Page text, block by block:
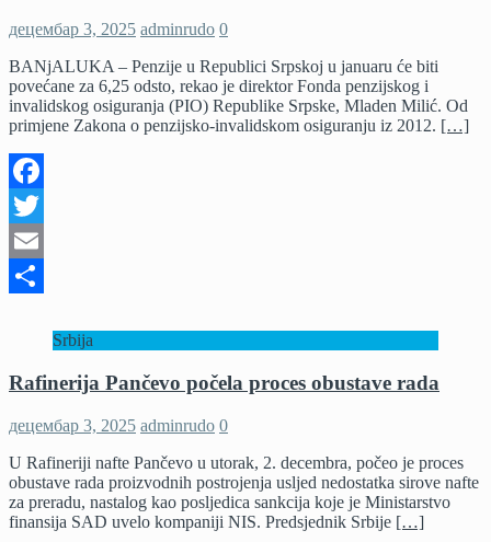
децембар 3, 2025 adminrudo 0
BANjALUKA – Penzije u Republici Srpskoj u januaru će biti
povećane za 6,25 odsto, rekao je direktor Fonda penzijskog i
invalidskog osiguranja (PIO) Republike Srpske, Mladen Milić. Od
primjene Zakona o penzijsko-invalidskom osiguranju iz 2012. […]
Facebook
Twitter
Email
Srbija
Rafinerija Pančevo počela proces obustave rada
децембар 3, 2025 adminrudo 0
U Rafineriji nafte Pančevo u utorak, 2. decembra, počeo je proces
obustave rada proizvodnih postrojenja usljed nedostatka sirove nafte
za preradu, nastalog kao posljedica sankcija koje je Ministarstvo
finansija SAD uvelo kompaniji NIS. Predsjednik Srbije […]